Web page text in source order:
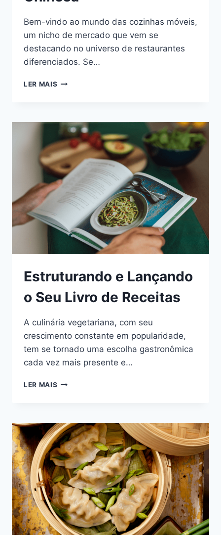
Bem-vindo ao mundo das cozinhas móveis,
um nicho de mercado que vem se
destacando no universo de restaurantes
diferenciados. Se…
LER MAIS
Estruturando e Lançando
o Seu Livro de Receitas
A culinária vegetariana, com seu
crescimento constante em popularidade,
tem se tornado uma escolha gastronômica
cada vez mais presente e…
LER MAIS